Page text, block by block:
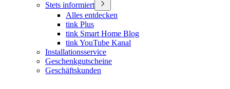
Stets informiert
Alles entdecken
tink Plus
tink Smart Home Blog
tink YouTube Kanal
Installationsservice
Geschenkgutscheine
Geschäftskunden